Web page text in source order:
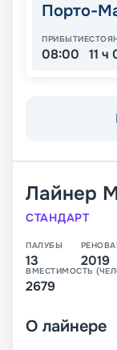
Порто-
ПРИБЫТИЕ
08:00 11
Лайнер
СТАНДАРТ
ПАЛУБЫ
13 2019
ВМЕСТИМОСТЬ
2679
О лайнере